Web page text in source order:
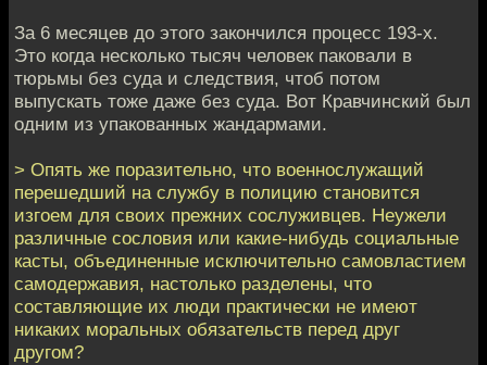
За 6 месяцев до этого закончился процесс 193-х.
Это когда несколько тысяч человек паковали в
тюрьмы без суда и следствия, чтоб потом
выпускать тоже даже без суда. Вот Кравчинский был
одним из упакованных жандармами.
> Опять же поразительно, что военнослужащий
перешедший на службу в полицию становится
изгоем для своих прежних сослуживцев. Неужели
различные сословия или какие-нибудь социальные
касты, объединенные исключительно самовластием
самодержавия, настолько разделены, что
составляющие их люди практически не имеют
никаких моральных обязательств перед друг
другом?